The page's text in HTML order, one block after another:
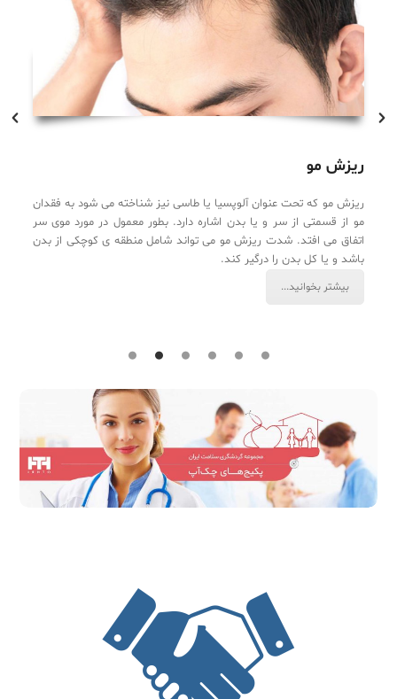
ریزش مو
ریزش مو که تحت عنوان آلوپسیا یا طاسی نیز شناخته می شود به فقدان
مو از قسمتی از سر و یا بدن اشاره دارد. بطور معمول در مورد موی سر
اتفاق می افتد. شدت ریزش مو می تواند شامل منطقه ی کوچکی از بدن
باشد و یا کل بدن را درگیر کند.
بیشتر بخوانید...